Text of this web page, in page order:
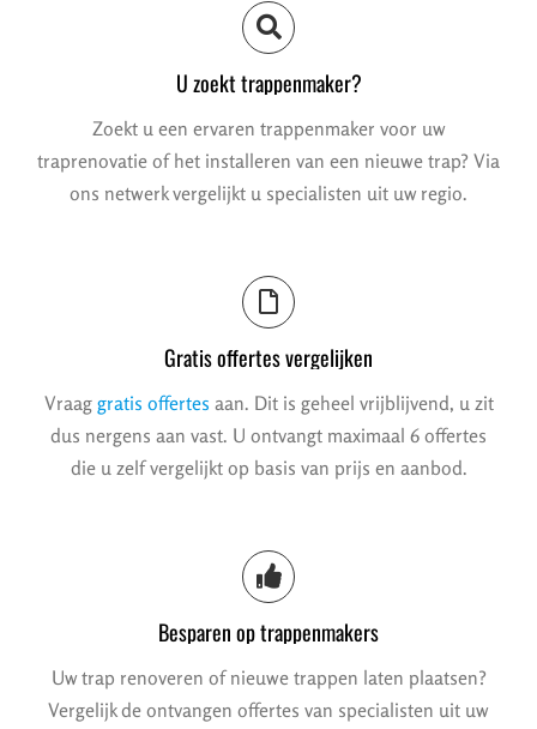
U zoekt trappenmaker?
Zoekt u een ervaren trappenmaker voor uw
traprenovatie of het installeren van een nieuwe trap? Via
ons netwerk vergelijkt u specialisten uit uw regio.
Gratis offertes vergelijken
Vraag gratis offertes aan. Dit is geheel vrijblijvend, u zit
dus nergens aan vast. U ontvangt maximaal 6 offertes
die u zelf vergelijkt op basis van prijs en aanbod.
Besparen op trappenmakers
Uw trap renoveren of nieuwe trappen laten plaatsen?
Vergelijk de ontvangen offertes van specialisten uit uw